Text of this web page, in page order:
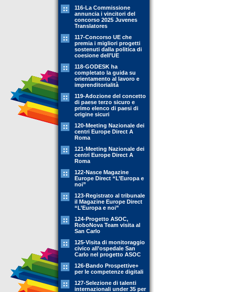
116-La Commissione
annuncia i vincitori del
concorso 2025 Juvenes
Translatores
117-Concorso UE che
premia i migliori progetti
sostenuti dalla politica di
coesione dell’UE
118-GODESK ha
completato la guida su
orientamento al lavoro e
imprenditorialità
119-Adozione del concetto
di paese terzo sicuro e
primo elenco di paesi di
origine sicuri
120-Meeting Nazionale dei
centri Europe Direct A
Roma
121-Meeting Nazionale dei
centri Europe Direct A
Roma
122-Nasce Magazine
Europe Direct “L’Europa e
noi”
123-Registrato al tribunale
il Magazine Europe Direct
“L’Europa e noi”
124-Progetto ASOC,
RoboNova Team visita al
San Carlo
125-Visita di monitoraggio
civico all’ospedale San
Carlo nel progetto ASOC
126-Bando Prospettive+
per le competenze digitali
127-Selezione di talenti
internazionali under 35 per